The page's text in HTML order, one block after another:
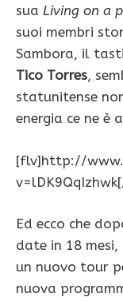
sua Living on a
suoi membri
Sambora, il
Tico Torres,
statunitense
energia ce ne è
[flv]http://
Ed ecco che
date in 18
un nuovo tour
nuova